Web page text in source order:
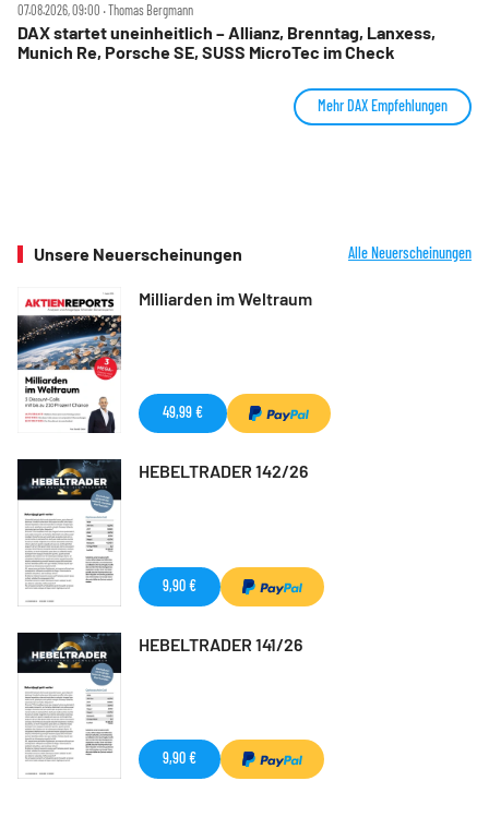
07.08.2026, 09:00 ‧ Thomas Bergmann
DAX startet uneinheitlich – Allianz, Brenntag, Lanxess,
Munich Re, Porsche SE, SUSS MicroTec im Check
Mehr DAX Empfehlungen
Unsere Neuerscheinungen Alle Neuerscheinungen
Milliarden im Weltraum
49,99 €
HEBELTRADER 142/26
9,90 €
HEBELTRADER 141/26
9,90 €